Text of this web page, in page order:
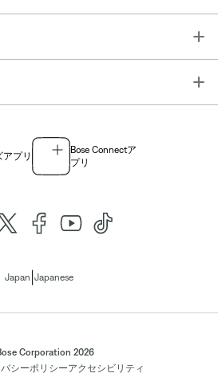
プリ
Bose Connectア
プリ
Japan Japanese
Corporation 2026
シーポリシーアクセシビリティ